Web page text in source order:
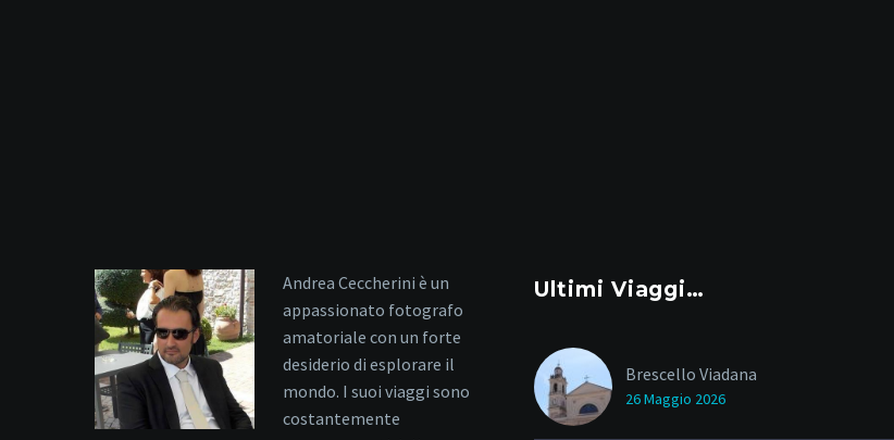
Andrea Ceccherini è un
appassionato fotografo
amatoriale con un forte
desiderio di esplorare il
mondo. I suoi viaggi sono
costantemente
Ultimi Viaggi…
Brescello Viadana
26 Maggio 2026